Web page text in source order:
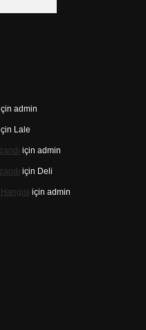
admin
Lale
için admin
için Deli
için admin